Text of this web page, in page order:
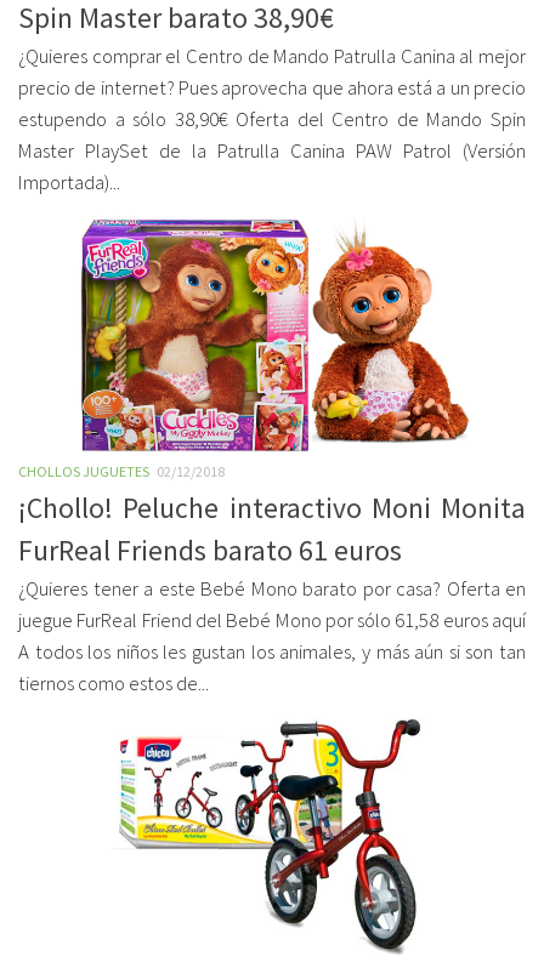
Spin Master barato 38,90€
¿Quieres comprar el Centro de Mando Patrulla Canina al mejor
precio de internet? Pues aprovecha que ahora está a un precio
estupendo a sólo 38,90€ Oferta del Centro de Mando Spin
Master PlaySet de la Patrulla Canina PAW Patrol (Versión
Importada)...
CHOLLOS JUGUETES 02/12/2018
¡Chollo! Peluche interactivo Moni Monita
FurReal Friends barato 61 euros
¿Quieres tener a este Bebé Mono barato por casa? Oferta en
juegue FurReal Friend del Bebé Mono por sólo 61,58 euros aquí
A todos los niños les gustan los animales, y más aún si son tan
tiernos como estos de...